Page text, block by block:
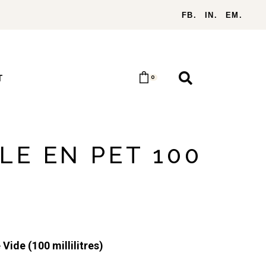
FB. IN. EM.
0
EN PET 100
Vide (100 millilitres)